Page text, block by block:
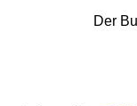
Der